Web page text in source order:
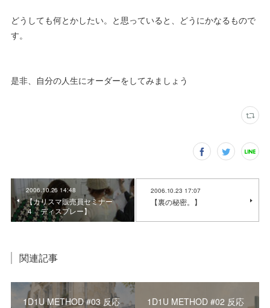
どうしても何とかしたい。と思っていると、どうにかなるもので
す。
是非、自分の人生にオーダーをしてみましょう
2006.10.26 14:48
【カリスマ販売員セミナー
４ ディスプレー】
2006.10.23 17:07
【裏の秘密。】
関連記事
1D1U METHOD #03 反応
1D1U METHOD #02 反応